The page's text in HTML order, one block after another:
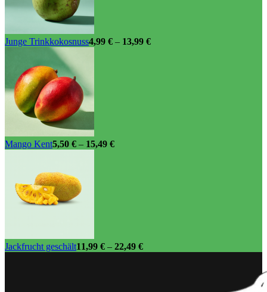
Junge Trinkkokosnuss4,99 € – 13,99 €
Mango Kent5,50 € – 15,49 €
Jackfrucht geschält11,99 € – 22,49 €